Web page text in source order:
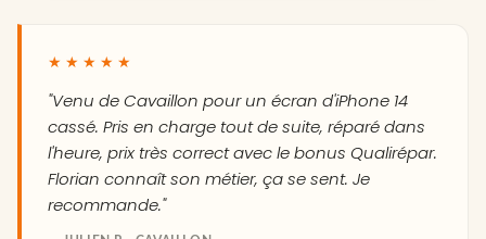
★★★★★
"Venu de Cavaillon pour un écran d'iPhone 14
cassé. Pris en charge tout de suite, réparé dans
l'heure, prix très correct avec le bonus Qualirépar.
Florian connaît son métier, ça se sent. Je
recommande."